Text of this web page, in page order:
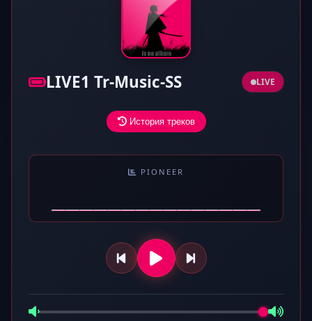
LIVE1 Tr-Music-SS LIVE
История треков
PIONEER